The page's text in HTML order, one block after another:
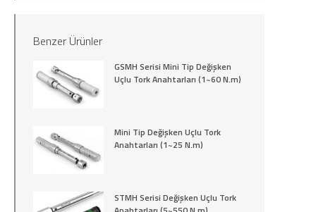
Benzer Ürünler
GSMH Serisi Mini Tip Değişken
Uçlu Tork Anahtarları (1~60 N.m)
Mini Tip Değişken Uçlu Tork
Anahtarları (1~25 N.m)
STMH Serisi Değişken Uçlu Tork